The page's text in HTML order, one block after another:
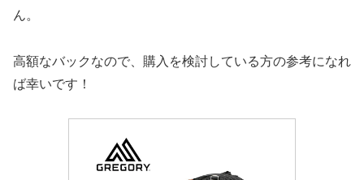
ん。
高額なバックなので、購入を検討している方の参考になれ
ば幸いです！